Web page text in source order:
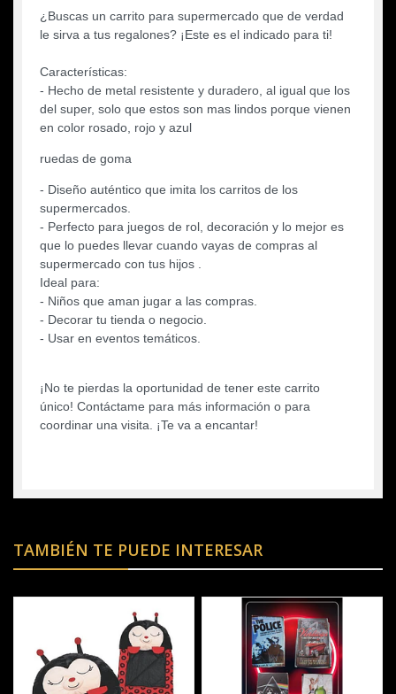
¿Buscas un carrito para supermercado que de verdad
le sirva a tus regalones? ¡Este es el indicado para ti!
Características:
- Hecho de metal resistente y duradero, al igual que los
del super, solo que estos son mas lindos porque vienen
en color rosado, rojo y azul
ruedas de goma
- Diseño auténtico que imita los carritos de los
supermercados.
- Perfecto para juegos de rol, decoración y lo mejor es
que lo puedes llevar cuando vayas de compras al
supermercado con tus hijos .
Ideal para:
- Niños que aman jugar a las compras.
- Decorar tu tienda o negocio.
- Usar en eventos temáticos.
¡No te pierdas la oportunidad de tener este carrito
único! Contáctame para más información o para
coordinar una visita. ¡Te va a encantar!
TAMBIÉN TE PUEDE INTERESAR